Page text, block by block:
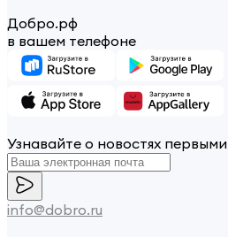
Добро.рф
в вашем телефоне
Узнавайте о новостях первыми
info@dobro.ru